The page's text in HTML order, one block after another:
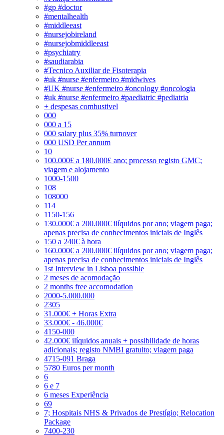
#gp #doctor
#mentalhealth
#middleeast
#nursejobireland
#nursejobmiddleeast
#psychiatry
#saudiarabia
#Tecnico Auxiliar de Fisoterapia
#uk #nurse #enfermeiro #midwives
#UK #nurse #enfermeiro #oncology #oncologia
#uk #nurse #enfermeiro #paediatric #pediatria
+ despesas combustivel
000
000 a 15
000 salary plus 35% turnover
000 USD Per annum
10
100.000£ a 180.000£ ano; processo registo GMC;
viagem e alojamento
1000-1500
108
108000
114
1150-156
130.000€ a 200.000€ ilíquidos por ano; viagem paga;
apenas precisa de conhecimentos iniciais de Inglês
150 a 240€ à hora
160.000€ a 200.000€ ilíquidos por ano; viagem paga;
apenas precisa de conhecimentos iniciais de Inglês
1st Interview in Lisboa possible
2 meses de acomodação
2 months free accomodation
2000-5.000.000
2305
31.000€ + Horas Extra
33.000€ - 46.000€
4150-000
42.000€ ilíquidos anuais + possibilidade de horas
adicionais; registo NMBI gratuito; viagem paga
4715-091 Braga
5780 Euros per month
6
6 e 7
6 meses Experiência
69
7; Hospitais NHS & Privados de Prestígio; Relocation
Package
7400-230